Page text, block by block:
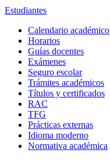
Estudiantes
Calendario académico
Horarios
Guías docentes
Exámenes
Seguro escolar
Trámites académicos
Títulos y certificados
RAC
TFG
Prácticas externas
Idioma moderno
Normativa académica